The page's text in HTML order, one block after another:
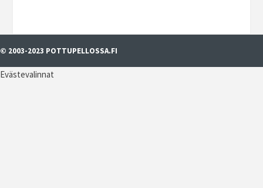
© 2003-2023 POTTUPELLOSSA.FI
Evästevalinnat